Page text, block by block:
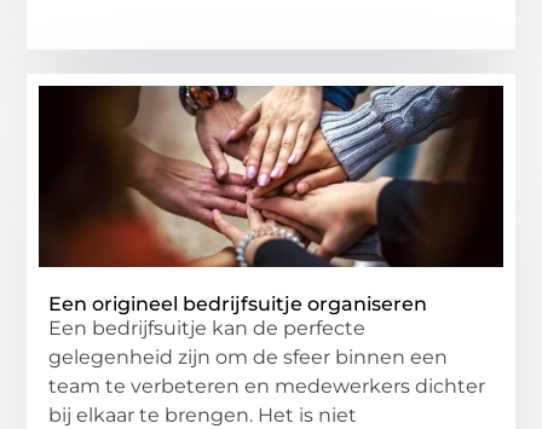
Een origineel bedrijfsuitje organiseren
Een bedrijfsuitje kan de perfecte
gelegenheid zijn om de sfeer binnen een
team te verbeteren en medewerkers dichter
bij elkaar te brengen. Het is niet